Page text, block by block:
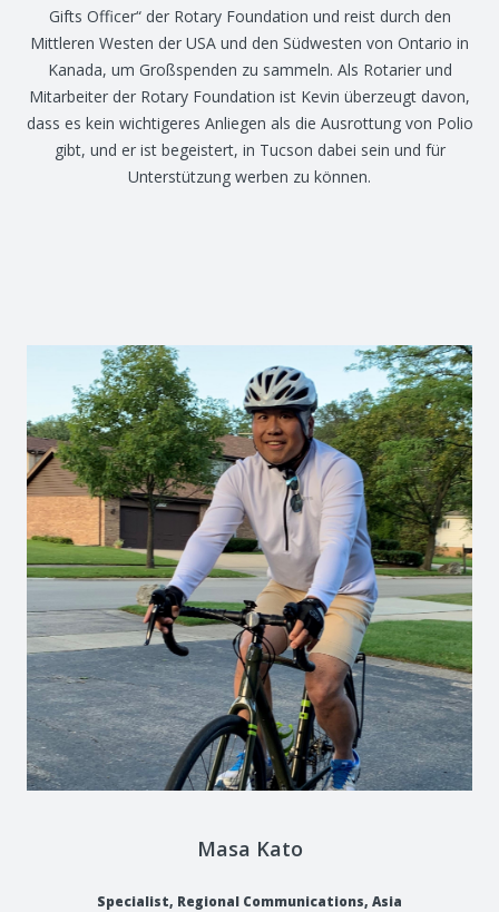
Gifts Officer“ der Rotary Foundation und reist durch den
Mittleren Westen der USA und den Südwesten von Ontario in
Kanada, um Großspenden zu sammeln. Als Rotarier und
Mitarbeiter der Rotary Foundation ist Kevin überzeugt davon,
dass es kein wichtigeres Anliegen als die Ausrottung von Polio
gibt, und er ist begeistert, in Tucson dabei sein und für
Unterstützung werben zu können.
Masa Kato
Specialist, Regional Communications, Asia